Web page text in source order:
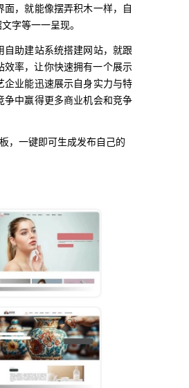
，就能像摆弄积木一样，自
字等一一呈现。
自助建站系统搭建网站，就跟
效率，让你快速拥有一个展示
企业能迅速展示自身实力与特
争中赢得更多商业机会和竞争
，一键即可生成发布自己的